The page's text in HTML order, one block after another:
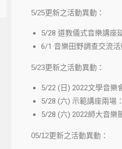
5/25更新之活動異動：
5/28 道教儀式音樂講座
6/1 音樂田野調查交流
5/23更新之活動異動：
5/22 (日) 2022文學音樂
5/28 (六) 示範講座兩場
5/28 (六) 2022師大音樂
05/12更新之活動異動：